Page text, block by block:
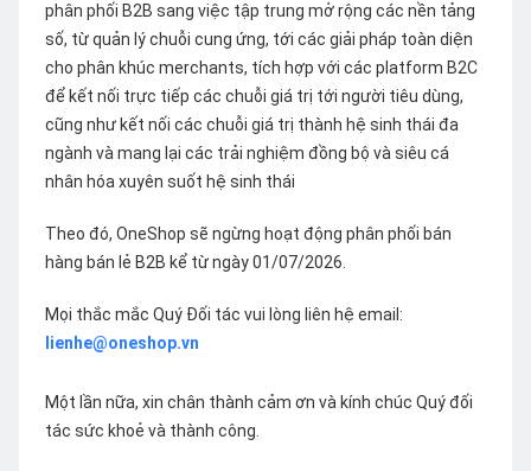
phân phối B2B sang việc tập trung mở rộng các nền tảng
số, từ quản lý chuỗi cung ứng, tới các giải pháp toàn diện
cho phân khúc merchants, tích hợp với các platform B2C
để kết nối trực tiếp các chuỗi giá trị tới người tiêu dùng,
cũng như kết nối các chuỗi giá trị thành hệ sinh thái đa
ngành và mang lại các trải nghiệm đồng bộ và siêu cá
nhân hóa xuyên suốt hệ sinh thái
Theo đó, OneShop sẽ ngừng hoạt động phân phối bán
hàng bán lẻ B2B kể từ ngày 01/07/2026.
Mọi thắc mắc Quý Đối tác vui lòng liên hệ email:
lienhe@oneshop.vn
Một lần nữa, xin chân thành cảm ơn và kính chúc Quý đối
tác sức khoẻ và thành công.